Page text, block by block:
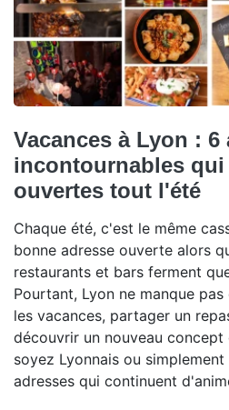
Vacances à Lyon : 6
incontournables qui
ouvertes tout l'été
Chaque été, c'est le même
bonne adresse ouverte alors
restaurants et bars ferment
Pourtant, Lyon ne manque
les vacances, partager un
découvrir un nouveau concept
soyez Lyonnais ou
adresses qui continuent